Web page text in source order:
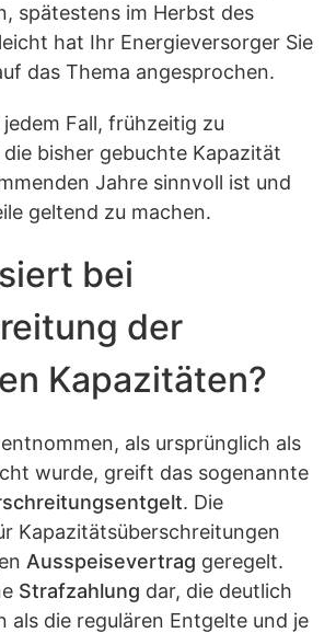
spätestens im Herbst des
hat Ihr Energieversorger Sie
das Thema angesprochen.
Fall, frühzeitig zu
bisher gebuchte Kapazität
Jahre sinnvoll ist und
geltend zu machen.
bei
der
Kapazitäten?
als ursprünglich als
wurde, greift das sogenannte
. Die
Kapazitätsüberschreitungen
Ausspeisevertrag geregelt.
Strafzahlung dar, die deutlich
als die regulären Entgelte und je